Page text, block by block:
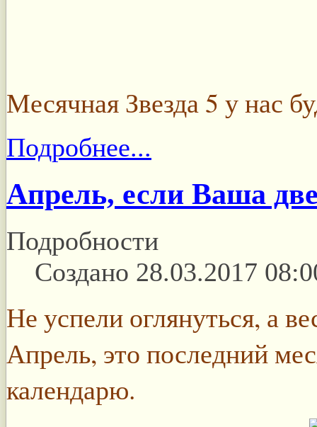
Месячная Звезда 5 у нас
Подробнее...
Апрель, если Ваша
Подробности
Создано 28.03.2017
Не успели оглянуться, а
Апрель, это последний
календарю.